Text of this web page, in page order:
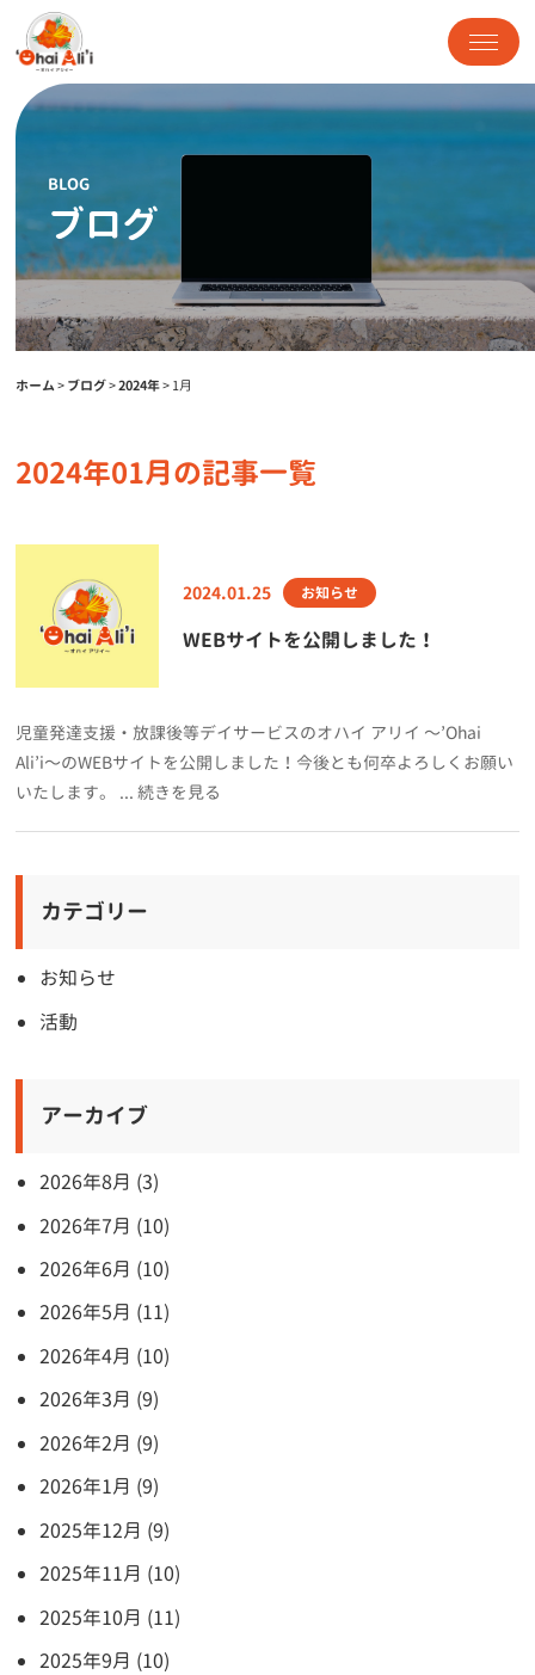
BLOG
ブログ
ホーム>ブログ>2024年>1月
2024年01月の記事一覧
2024.01.25 お知らせ
WEBサイトを公開しました！
児童発達⽀援・放課後等デイサービスのオハイ アリイ 〜’Ohai
Ali’i〜のWEBサイトを公開しました！今後とも何卒よろしくお願い
いたします。 ... 続きを見る
カテゴリー
お知らせ
活動
アーカイブ
2026年8月 (3)
2026年7月 (10)
2026年6月 (10)
2026年5月 (11)
2026年4月 (10)
2026年3月 (9)
2026年2月 (9)
2026年1月 (9)
2025年12月 (9)
2025年11月 (10)
2025年10月 (11)
2025年9月 (10)